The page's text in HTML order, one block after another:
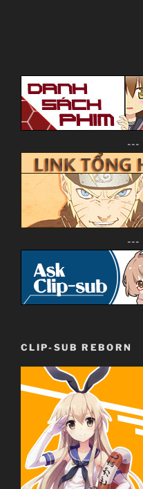
---
---
CLIP-SUB REBORN